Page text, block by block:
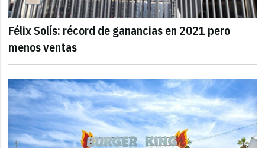
Félix Solís: récord de ganancias en 2021 pero
menos ventas